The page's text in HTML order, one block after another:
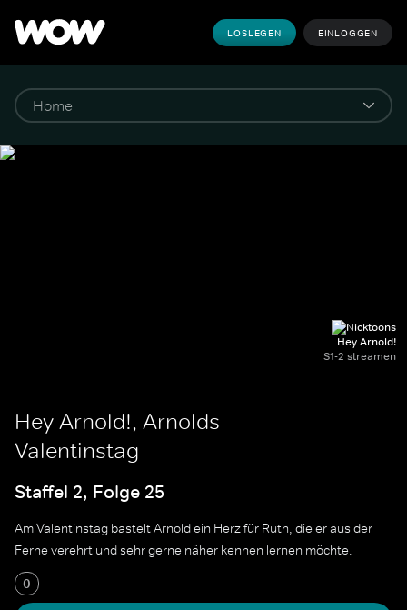
LOSLEGEN EINLOGGEN
Hey Arnold!
S1-2 streamen
Hey Arnold!, Arnolds
Valentinstag
Staffel 2, Folge 25
Am Valentinstag bastelt Arnold ein Herz für Ruth, die er aus der
Ferne verehrt und sehr gerne näher kennen lernen möchte.
0